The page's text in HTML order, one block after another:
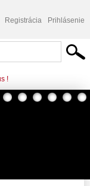
Registrácia Prihlásenie
!